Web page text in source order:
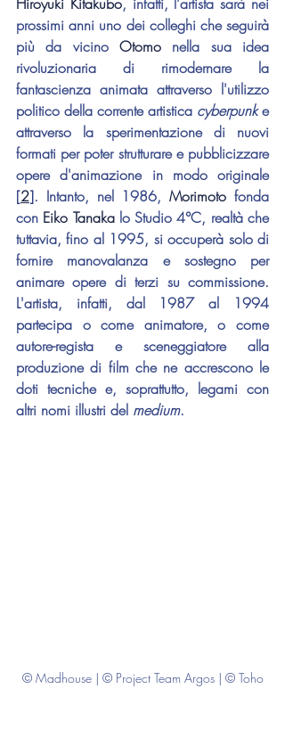
prossimi anni uno dei colleghi che seguirà
più da vicino Otomo nella sua idea
rivoluzionaria di rimodernare la
fantascienza animata attraverso l'utilizzo
politico della corrente artistica cyberpunk e
attraverso la sperimentazione di nuovi
formati per poter strutturare e pubblicizzare
opere d'animazione in modo originale
[2]. Intanto, nel 1986, Morimoto fonda
con Eiko Tanaka lo Studio 4°C, realtà che
tuttavia, fino al 1995, si occuperà solo di
fornire manovalanza e sostegno per
animare opere di terzi su commissione.
L'artista, infatti, dal 1987 al 1994
partecipa o come animatore, o come
autore-regista e sceneggiatore alla
produzione di film che ne accrescono le
doti tecniche e, soprattutto, legami con
altri nomi illustri del medium.
© Madhouse | © Project Team Argos | © Toho